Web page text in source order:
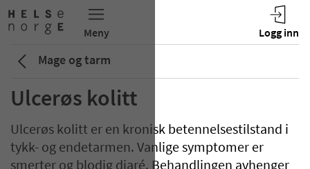
Mage og tarm
Ulcerøs kolitt
Ulcerøs kolitt er en kronisk betennelsestilstand i
tykk- og endetarmen. Vanlige symptomer er
smerter og blodig diaré. Behandlingen avhenger